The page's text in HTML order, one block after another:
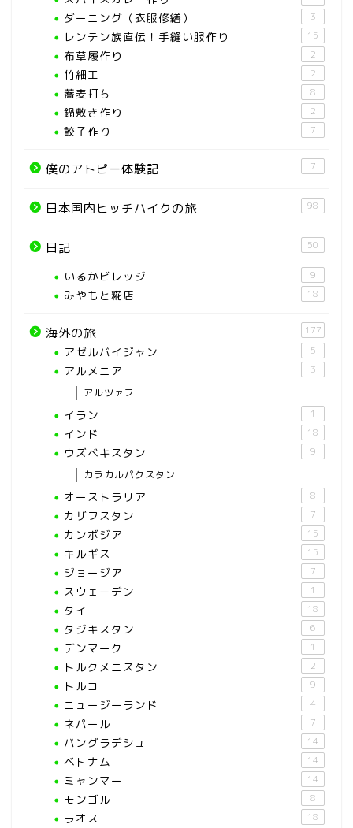
ダーニング（衣服修繕） 3
レンテン族直伝！手縫い服作り 15
布草履作り 2
竹細工 2
蕎麦打ち 8
鍋敷き作り 2
餃子作り 7
僕のアトピー体験記 7
日本国内ヒッチハイクの旅 98
日記 50
いるかビレッジ 9
みやもと糀店 18
海外の旅 177
アゼルバイジャン 5
アルメニア 3
アルツァフ
イラン 1
インド 18
ウズベキスタン 9
カラカルパクスタン
オーストラリア 8
カザフスタン 7
カンボジア 15
キルギス 15
ジョージア 7
スウェーデン 1
タイ 18
タジキスタン 6
デンマーク 1
トルクメニスタン 2
トルコ 9
ニュージーランド 4
ネパール 7
バングラデシュ 14
ベトナム 14
ミャンマー 14
モンゴル 8
ラオス 18